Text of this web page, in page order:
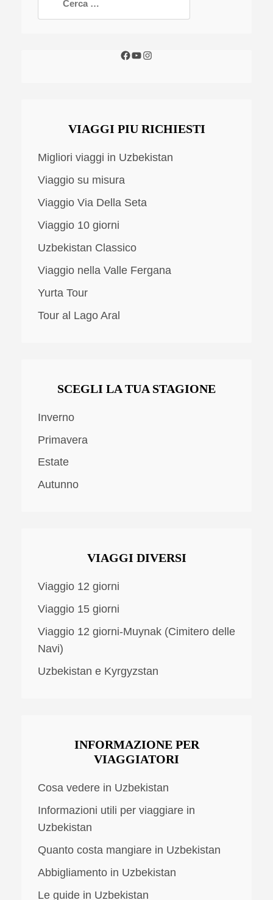
VIAGGI PIU RICHIESTI
Migliori viaggi in Uzbekistan
Viaggio su misura
Viaggio Via Della Seta
Viaggio 10 giorni
Uzbekistan Classico
Viaggio nella Valle Fergana
Yurta Tour
Tour al Lago Aral
SCEGLI LA TUA STAGIONE
Inverno
Primavera
Estate
Autunno
VIAGGI DIVERSI
Viaggio 12 giorni
Viaggio 15 giorni
Viaggio 12 giorni-Muynak (Cimitero delle
Navi)
Uzbekistan e Kyrgyzstan
INFORMAZIONE PER
VIAGGIATORI
Cosa vedere in Uzbekistan
Informazioni utili per viaggiare in
Uzbekistan
Quanto costa mangiare in Uzbekistan
Abbigliamento in Uzbekistan
Le guide in Uzbekistan